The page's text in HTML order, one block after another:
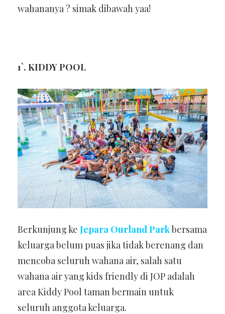
wahananya ? simak dibawah yaa!
1`. KIDDY POOL
Berkunjung ke Jepara Ourland Parkbersama
keluarga belum puas jika tidak berenang dan
mencoba seluruh wahana air, salah satu
wahana air yang kids friendly di JOP adalah
area Kiddy Pool taman bermain untuk
seluruh anggota keluarga.